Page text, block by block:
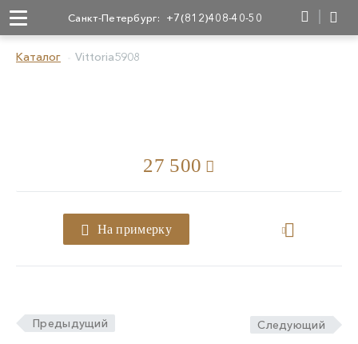
Санкт-Петербург: +7(812)408-40-50
Каталог Vittoria5908
27 500
На примерку
Предыдущий Следующий